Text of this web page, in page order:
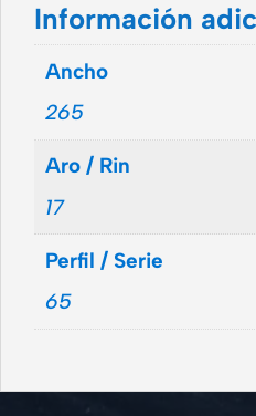
Información
Ancho
265
Aro / Rin
17
Perfil / Serie
65